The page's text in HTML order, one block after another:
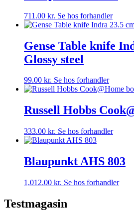
711.00 kr. Se hos forhandler
Gense Table knife
Glossy steel
99.00 kr. Se hos forhandler
Russell Hobbs
333.00 kr. Se hos forhandler
Blaupunkt AHS 803
1,012.00 kr. Se hos forhandler
Testmagasin